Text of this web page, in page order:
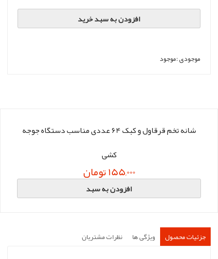
افزودن به سبد خرید
موجودی :موجود
شانه تخم قرقاول و کبک 64 عددی مناسب دستگاه جوجه
کشی
155,000 تومان
افزودن به سبد
جزئیات محصول ویژگی ها نظرات مشتریان